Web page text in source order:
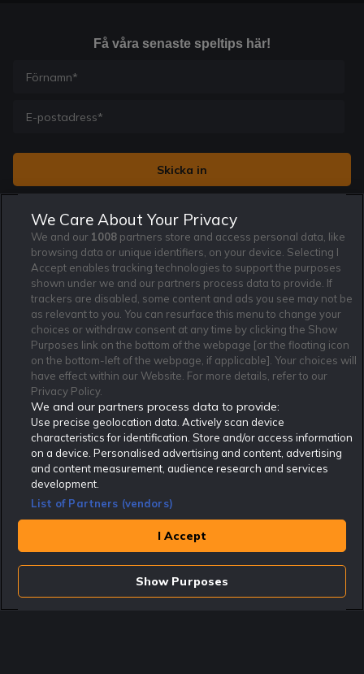
Få våra senaste speltips här!
Jag vill få nyhetsbrev från Rekatochklart och jag är 18+. Regler
och villkor gäller. *
Rekatochklart.com är Sveriges ledande betting-community. 2017 nominerades
Rekatochklart som en av världens bästa spelinformations-sajter på spelbranschens egen
Oscarsgala EGR Awards.
Rekatochklart är oberoende och ej knutet till något specifikt spelbolag. Här hittar du
speltips, unika insättningsbonusar och erbjudanden från de största och mest seriösa
spelbolagen. En spelbok, spelskola, information om skador och avstängningar samt vårt
populära klotterplank.
Har du några frågor är du välkommen att
kontakta oss
Spela ansvarsfullt. Åldersgränsen för spel är 18+ Har ditt spelande blivit ett
problem? Kontakta stödlinjen på 020-81 91 00. Odds kan ändras. Alla odds var
korrekta vid den tidpunkt de publicerades. Spel utan konto innebär att man
Affiliate Modell
Om Rekatochklart
Kontakta oss
Redaktionen
Ansvarsfullt Spelande
F.A.Q
Nyhetsarkiv
Redaktionell policy
Cookie Policy
Användarvilkor
Integritetspolicy
Rekatochklart shop
We Care About Your Privacy
We and our 1008 partners store and access personal data, like
browsing data or unique identifiers, on your device. Selecting I
Accept enables tracking technologies to support the purposes
shown under we and our partners process data to provide. If
trackers are disabled, some content and ads you see may not be
as relevant to you. You can resurface this menu to change your
choices or withdraw consent at any time by clicking the Show
Purposes link on the bottom of the webpage [or the floating icon
on the bottom-left of the webpage, if applicable]. Your choices will
have effect within our Website. For more details, refer to our
Privacy Policy.
We and our partners process data to provide:
Use precise geolocation data. Actively scan device
characteristics for identification. Store and/or access information
on a device. Personalised advertising and content, advertising
and content measurement, audience research and services
development.
List of Partners (vendors)
I Accept
Show Purposes